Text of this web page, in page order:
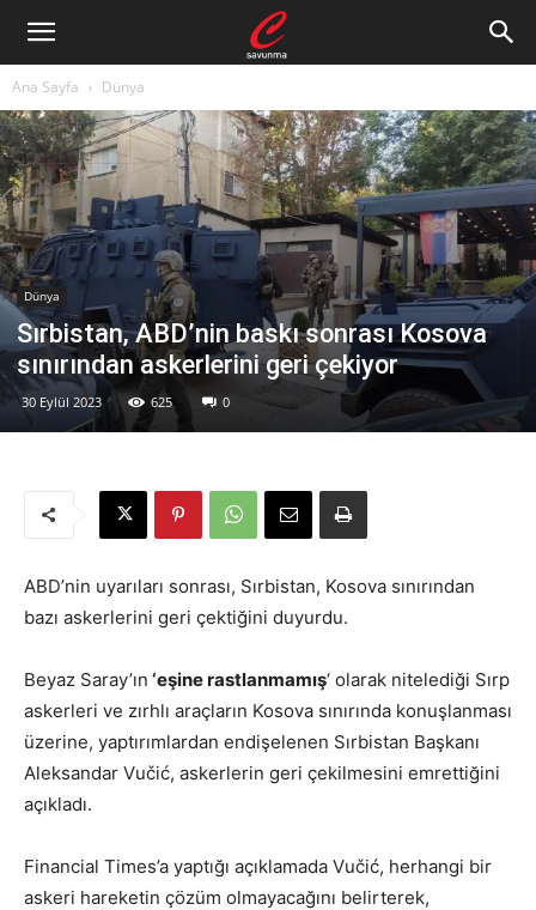
Ana Sayfa Dünya
Dünya
Sırbistan, ABD’nin baskı sonrası Kosova
sınırından askerlerini geri çekiyor
30 Eylül 2023 625 0
ABD’nin uyarıları sonrası, Sırbistan, Kosova sınırından
bazı askerlerini geri çektiğini duyurdu.
Beyaz Saray’ın ‘eşine rastlanmamış‘ olarak nitelediği Sırp
askerleri ve zırhlı araçların Kosova sınırında konuşlanması
üzerine, yaptırımlardan endişelenen Sırbistan Başkanı
Aleksandar Vučić, askerlerin geri çekilmesini emrettiğini
açıkladı.
Financial Times’a yaptığı açıklamada Vučić, herhangi bir
askeri hareketin çözüm olmayacağını belirterek,